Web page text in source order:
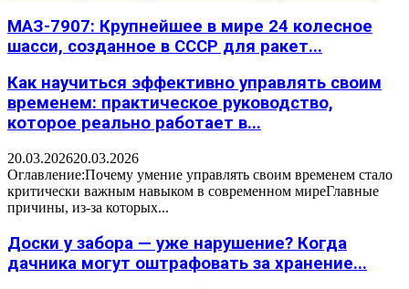
МАЗ-7907: Крупнейшее в мире 24 колесное
шасси, созданное в СССР для ракет...
Как научиться эффективно управлять своим
временем: практическое руководство,
которое реально работает в...
20.03.202620.03.2026
Оглавление:Почему умение управлять своим временем стало
критически важным навыком в современном миреГлавные
причины, из-за которых...
Доски у забора — уже нарушение? Когда
дачника могут оштрафовать за хранение...